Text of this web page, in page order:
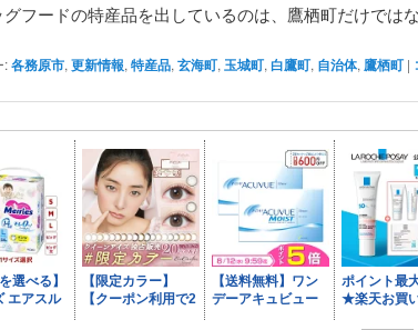
フードの特産品を出しているのは、鷹栖町だけでは
:各務原市, 更新情報, 特産品, 玄海町, 玉城町, 白鷹町, 自治体, 鷹栖町 |